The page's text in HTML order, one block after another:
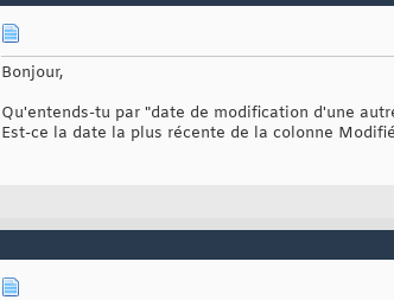
Bonjour,
Qu'entends-tu par "date de modification d'une
Est-ce la date la plus récente de la colonne